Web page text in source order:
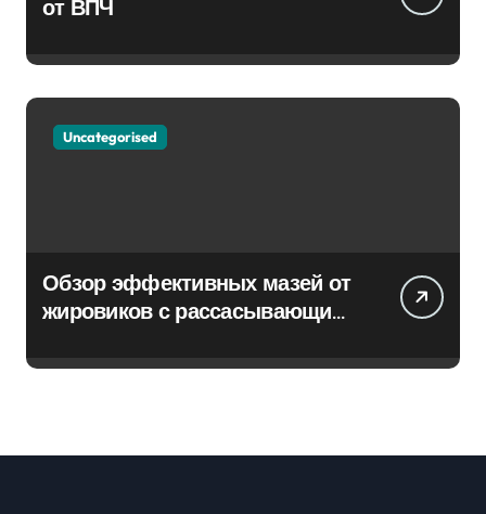
от ВПЧ
Uncategorised
Обзор эффективных мазей от
жировиков с рассасывающим